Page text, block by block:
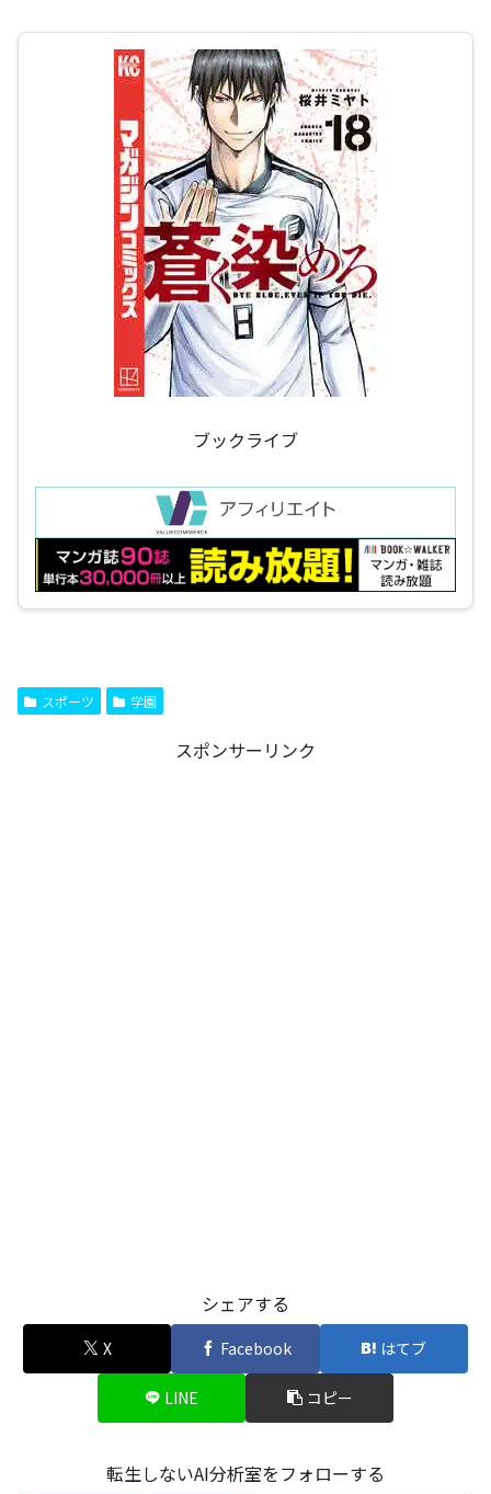
ブックライブ
スポーツ 学園
スポンサーリンク
シェアする
X Facebook はてブ
LINE コピー
転生しないAI分析室をフォローする